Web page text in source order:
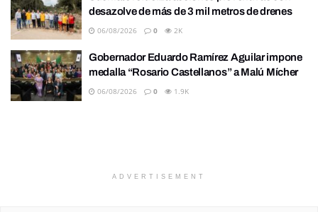
desazolve de más de 3 mil metros de drenes
06/08/2026 0 2K
Gobernador Eduardo Ramírez Aguilar impone
medalla “Rosario Castellanos” a Malú Mícher
06/08/2026 0 1.9K
ADVERTISEMENT